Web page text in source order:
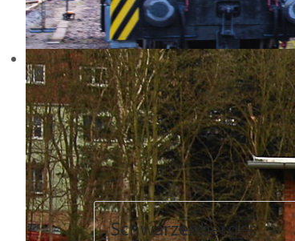
Schwarzenberger